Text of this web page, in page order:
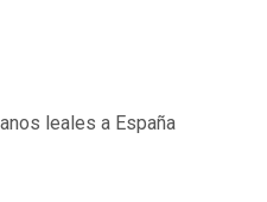
leales a España